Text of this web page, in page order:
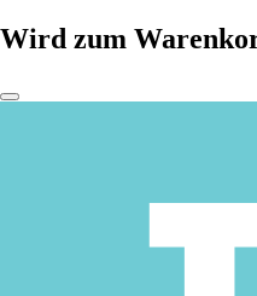
Wird zum